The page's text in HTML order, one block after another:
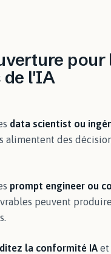
pour
de l'IA
data scientist ou
alimentent des
prompt engineer ou
peuvent
la conformité IA et